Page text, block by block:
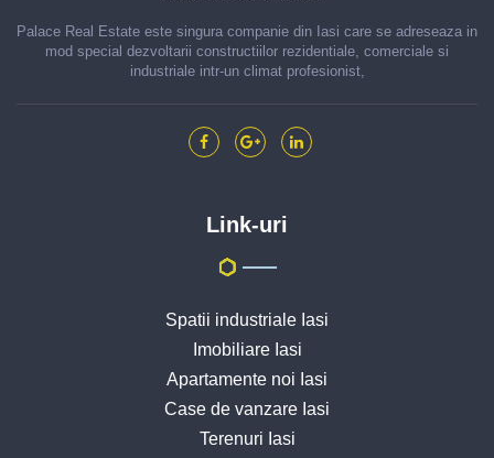
Palace Real Estate este singura companie din Iasi care se adreseaza in
mod special dezvoltarii constructiilor rezidentiale, comerciale si
industriale intr-un climat profesionist,
Link-uri
Spatii industriale Iasi
Imobiliare Iasi
Apartamente noi Iasi
Case de vanzare Iasi
Terenuri Iasi